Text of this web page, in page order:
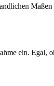
ein. Egal,